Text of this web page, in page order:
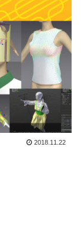
2018.11.22